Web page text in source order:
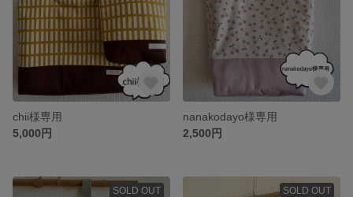
chii様専用
5,000円
nanakodayo様専用
2,500円
SOLD OUT SOLD OUT